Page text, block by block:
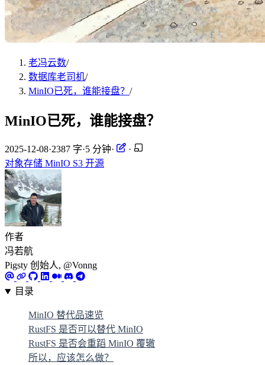
老冯云数/
数据库老司机/
MinIO已死，谁能接盘？ /
MinIO已死，谁能接盘？
2025-12-08·2387 字·5 分钟·
·
对象存储 MinIO S3 开源
作者
冯若航
Pigsty 创始人, @Vonng
目录
MinIO 替代品速览
RustFS 是否可以替代 MinIO
RustFS 是否会重蹈 MinIO 覆辙
所以，应该怎么做？